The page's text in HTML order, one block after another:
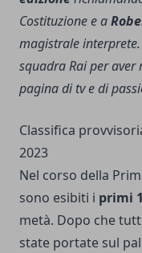
Costituzione e a
magistrale
squadra Rai per aver
pagina di tv e di
Classifica
2023
Nel corso della
sono esibiti i primi
metà. Dopo che
state portate sul